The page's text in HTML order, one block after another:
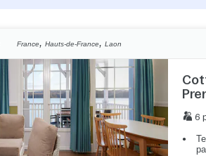
France,Hauts-de-France,Laon
6